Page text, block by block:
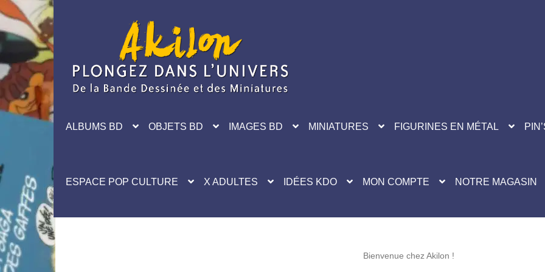
navigation
ALBUMS BD OBJETS BD IMAGES BD MINIATURES FIGURINES EN MÉTAL
ESPACE POP CULTURE X ADULTES IDÉES KDO MON COMPTE NOTRE MAGASIN
Bienvenue chez Akilon !